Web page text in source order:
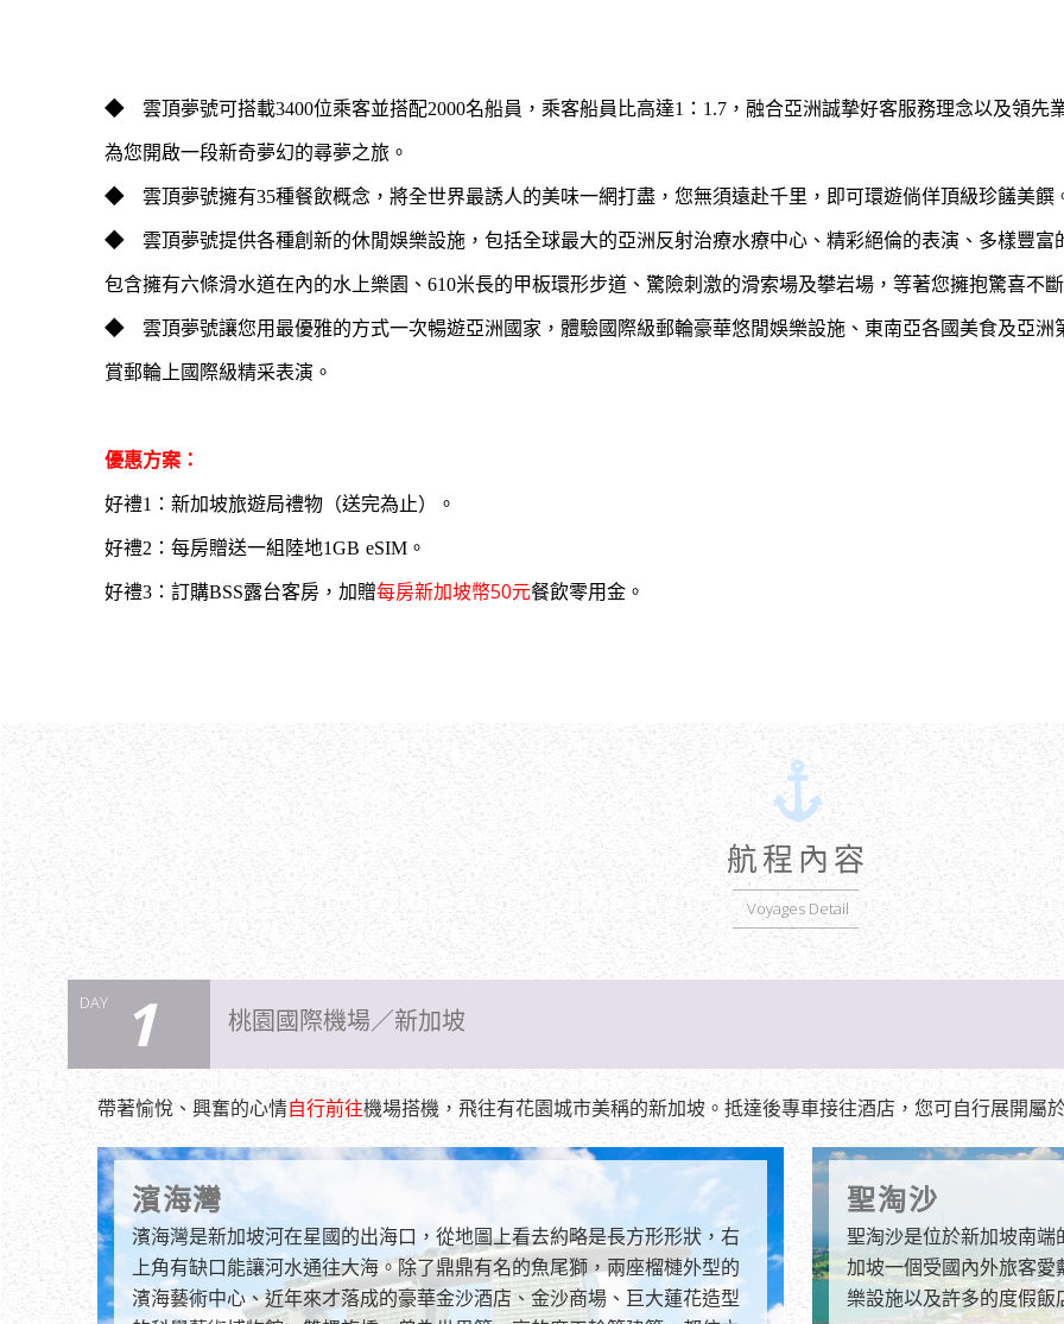
◆ 雲頂夢號可搭載3400位乘客並搭配2000名船員，乘客船員比高達1：1.7，融合亞洲誠摯好客服務理念以及領
為您開啟一段新奇夢幻的尋夢之旅。
◆ 雲頂夢號擁有35種餐飲概念，將全世界最誘人的美味一網打盡，您無須遠赴千里，即可環遊倘佯頂級珍饈美饌
◆ 雲頂夢號提供各種創新的休閒娛樂設施，包括全球最大的亞洲反射治療水療中心、精彩絕倫的表演、多樣豐
包含擁有六條滑水道在內的水上樂園、610米長的甲板環形步道、驚險刺激的滑索場及攀岩場，等著您擁抱驚喜不
◆ 雲頂夢號讓您用最優雅的方式一次暢遊亞洲國家，體驗國際級郵輪豪華悠閒娛樂設施、東南亞各國美食及亞
賞郵輪上國際級精采表演。
優惠方案：
好禮1：新加坡旅遊局禮物（送完為止）。
好禮2：每房贈送一組陸地1GB eSIM。
好禮3： 訂購BSS露台客房，加贈每房新加坡幣50元餐飲零用金。
航程內容
Voyages Detail
DAY 1 桃園國際機場／新加坡
帶著愉悅、興奮的心情自行前往機場搭機，飛往有花園城市美稱的新加坡。抵達後專車接往酒店，您可自行展開屬
濱海灣
濱海灣是新加坡河在星國的出海口，從地圖上看去約略是長方形形狀，右
上角有缺口能讓河水通往大海。除了鼎鼎有名的魚尾獅，兩座榴槤外型的
濱海藝術中心、近年來才落成的豪華金沙酒店、金沙商場、巨大蓮花造型
聖淘沙
聖淘沙是位於新加坡南
加坡一個受國內外旅客
樂設施以及許多的度假